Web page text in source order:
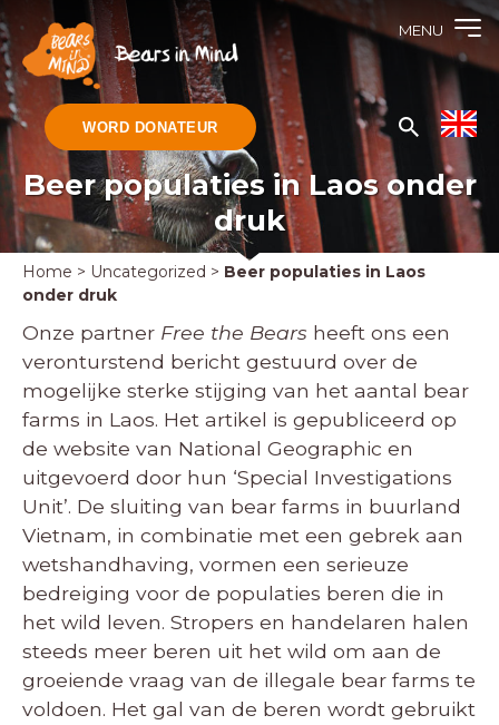
MENU
WORD DONATEUR
Beer populaties in Laos onder
druk
Home > Uncategorized > Beer populaties in Laos
onder druk
Onze partner Free the Bears heeft ons een
veronturstend bericht gestuurd over de
mogelijke sterke stijging van het aantal bear
farms in Laos. Het artikel is gepubliceerd op
de website van National Geographic en
uitgevoerd door hun ‘Special Investigations
Unit’. De sluiting van bear farms in buurland
Vietnam, in combinatie met een gebrek aan
wetshandhaving, vormen een serieuze
bedreiging voor de populaties beren die in
het wild leven. Stropers en handelaren halen
steeds meer beren uit het wild om aan de
groeiende vraag van de illegale bear farms te
voldoen. Het gal van de beren wordt gebruikt